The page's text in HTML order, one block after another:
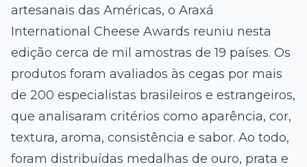
artesanais das Américas, o Araxá
International Cheese Awards reuniu nesta
edição cerca de mil amostras de 19 países. Os
produtos foram avaliados às cegas por mais
de 200 especialistas brasileiros e estrangeiros,
que analisaram critérios como aparência, cor,
textura, aroma, consistência e sabor. Ao todo,
foram distribuídas medalhas de ouro, prata e